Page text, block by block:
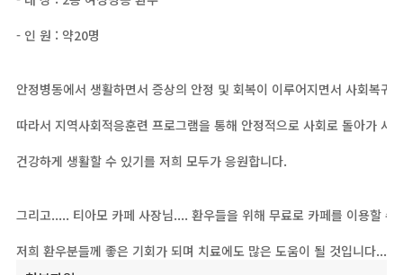
- 인 원 : 약20명
안정병동에서 생활하면서 증상의 안정 및 회복이 이루어지면서 사회복귀
따라서 지역사회적응훈련 프로그램을 통해 안정적으로 사회로 돌아가 사
건강하게 생활할 수 있기를 저희 모두가 응원합니다.
그리고..... 티아모 카페 사장님.... 환우들을 위해 무료로 카페를 이용할
저희 환우분들께 좋은 기회가 되며 치료에도 많은 도움이 될 것입니다...